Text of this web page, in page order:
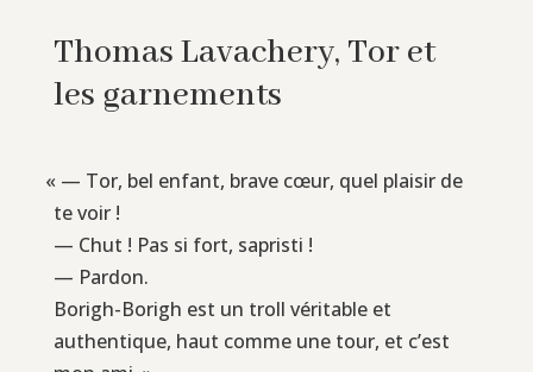
Thomas Lavachery, Tor et
les garnements
« — Tor, bel enfant, brave cœur, quel plaisir de
te voir !
— Chut ! Pas si fort, sapristi !
— Pardon.
Borigh-Borigh est un troll véritable et
authentique, haut comme une tour, et c’est